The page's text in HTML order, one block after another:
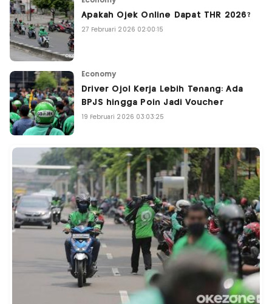
Apakah Ojek Online Dapat THR 2026?
27 Februari 2026 02:00:15
Economy
Driver Ojol Kerja Lebih Tenang: Ada
BPJS hingga Poin Jadi Voucher
19 Februari 2026 03:03:25